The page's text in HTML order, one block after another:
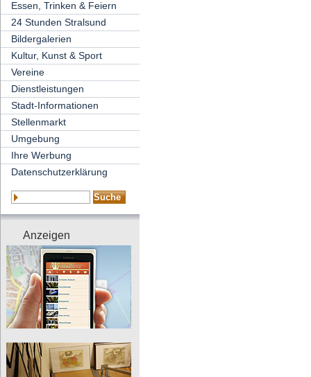
Essen, Trinken & Feiern
24 Stunden Stralsund
Bildergalerien
Kultur, Kunst & Sport
Vereine
Dienstleistungen
Stadt-Informationen
Stellenmarkt
Umgebung
Ihre Werbung
Datenschutzerklärung
Anzeigen